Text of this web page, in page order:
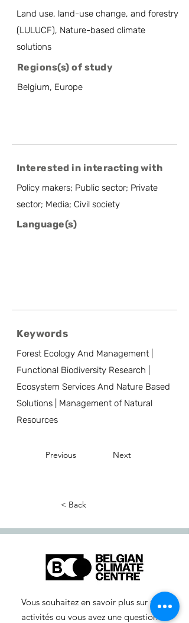
Land use, land-use change, and forestry
(LULUCF), Nature-based climate
solutions
Regions(s) of study
Belgium, Europe
Interested in interacting with
Policy makers; Public sector; Private
sector; Media; Civil society
Language(s)
Keywords
Forest Ecology And Management |
Functional Biodiversity Research |
Ecosystem Services And Nature Based
Solutions | Management of Natural
Resources
Previous Next
< Back
Vous souhaitez en savoir plus sur nos
activités ou vous avez une question ?